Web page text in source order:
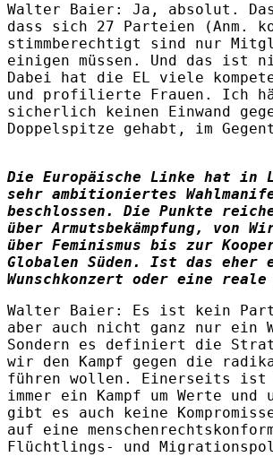
Walter Baier : Ja, absolut.
dass sich 27 Parteien (Anm.
stimmberechtigt sind nur
einigen müssen. Und das ist
Dabei hat die EL viele
und profilierte Frauen. Ich
sicherlich keinen Einwand
Doppelspitze gehabt, im
Die Europäische Linke hat in
sehr ambitioniertes
beschlossen. Die Punkte
über Armutsbekämpfung, von
über Feminismus bis zur
Globalen Süden. Ist das eher
Wunschkonzert oder eine
Walter Baier :
Es ist kein
aber auch nicht ganz nur ein
Sondern es definiert die
wir den Kampf gegen die
führen wollen. Einerseits ist
immer ein Kampf um Werte und
gibt es auch keine
auf eine
Flüchtlings- und